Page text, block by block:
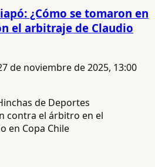
¿Cómo se tomaron en
el arbitraje de Claudio
de noviembre de 2025, 13:00